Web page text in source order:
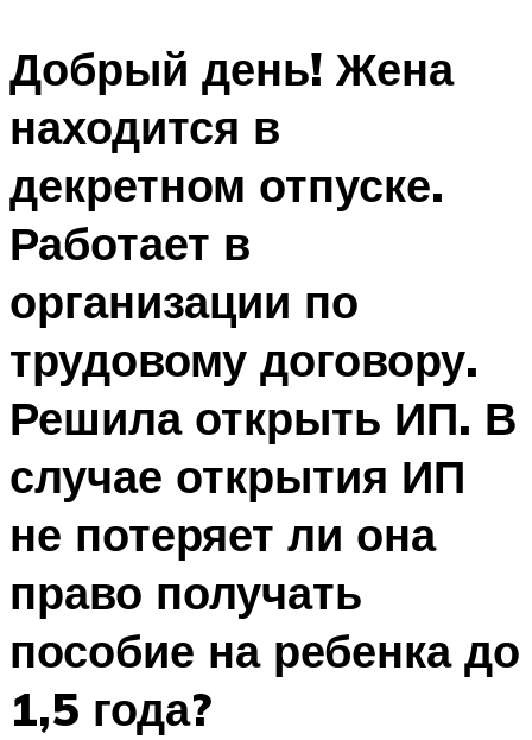
Добрый день! Жена
находится в
декретном отпуске.
Работает в
организации по
трудовому договору.
Решила открыть ИП. В
случае открытия ИП
не потеряет ли она
право получать
пособие на ребенка до
1,5 года?